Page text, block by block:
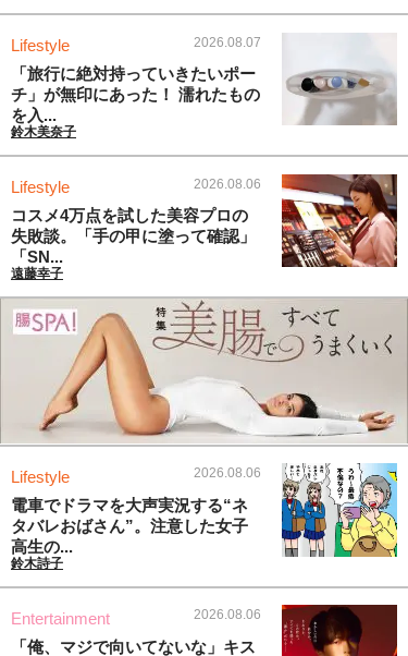
Lifestyle 2026.08.07
「旅行に絶対持っていきたいポー
チ」が無印にあった！ 濡れたもの
を入...
鈴木美奈子
Lifestyle 2026.08.06
コスメ4万点を試した美容プロの
失敗談。「手の甲に塗って確認」
「SN...
遠藤幸子
Lifestyle 2026.08.06
電車でドラマを大声実況する“ネ
タバレおばさん”。注意した女子
高生の...
鈴木詩子
Entertainment 2026.08.06
「俺、マジで向いてないな」キス